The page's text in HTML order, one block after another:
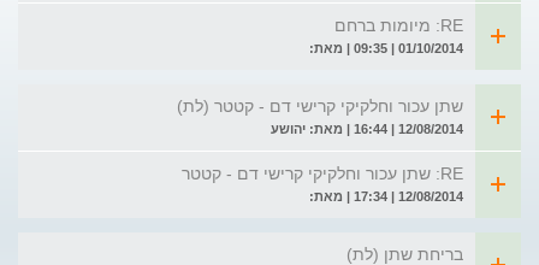
RE: מיומות ברחם
01/10/2014 | 09:35 | מאת:
שתן עכור וחלקיקי קרישי דם - קטטר (לת)
12/08/2014 | 16:44 | מאת: יהושע
RE: שתן עכור וחלקיקי קרישי דם - קטטר
12/08/2014 | 17:34 | מאת:
בריחת שתן (לת)